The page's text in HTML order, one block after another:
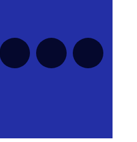
pour cette série
moment